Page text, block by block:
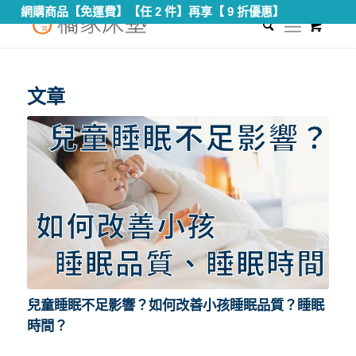
網購商品【免運費】【任 2 件】再享【 9 折優惠】
您現在的位置： 首頁 /小孩睡眠不足
文章
兒童睡眠不足影響？如何改善小孩睡眠品質？睡眠
時間？